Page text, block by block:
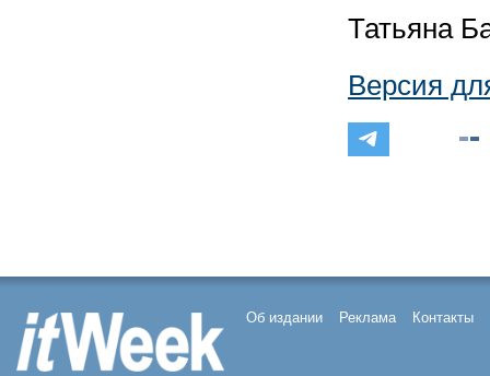
Татьяна
Версия
Об издании Реклама Контакты